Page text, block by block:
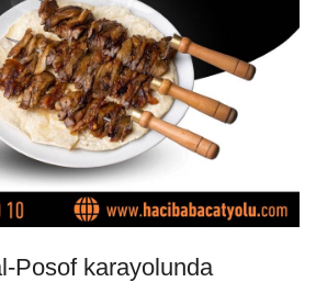
Posof karayolunda